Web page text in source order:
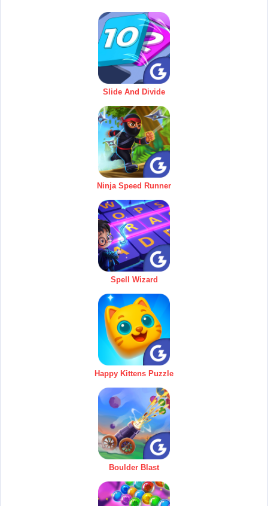
Slide And Divide
Ninja Speed Runner
Spell Wizard
Happy Kittens Puzzle
Boulder Blast